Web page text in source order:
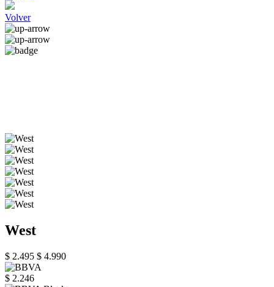
Volver
West
$ 2.495 $ 4.990
$ 2.246